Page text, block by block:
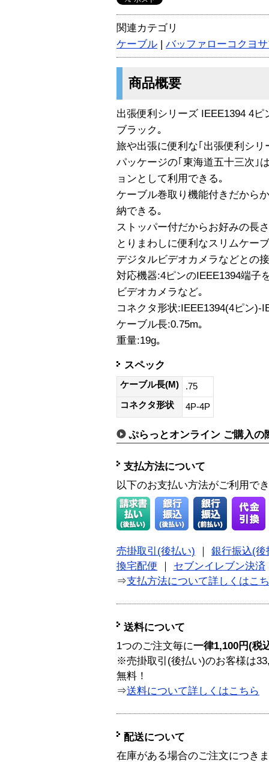
関連カテゴリ
ケーブル | バッファローコクヨ
商品概要
出張便利シリーズ IEEE1394 4
ブラック｡
旅や出張に便利な｢出張便利シリ
パッケージの｢東海道五十三次｣
ョンとして利用できる｡
ケーブル巻取り機能付きだから
納できる｡
ストッパー付だからお好みの長
とりまわしに便利なスリムケー
デジタルビデオカメラなどとの
対応機器:4ピンのIEEE1394端子
ビデオカメラなど｡
コネクタ形状:IEEE1394(4ピン)-
ケーブル長:0.75m｡
重量:19g｡
スペック
ケーブル長(M)
.75
コネクタ形状
4P-4P
ぷらっとオンライン ご購入の
支払方法について
以下のお支払い方法がご利用で
売掛取引(後払い) ｜ 銀行振込(後
換宅配便 ｜ セブンイレブン決済
⇒支払方法について詳しくはこ
送料について
1つのご注文毎に一律1,100円(税
※売掛取引(後払い)のお客様は
無料！
⇒送料について詳しくはこちら
配送について
在庫がある場合のご注文につき